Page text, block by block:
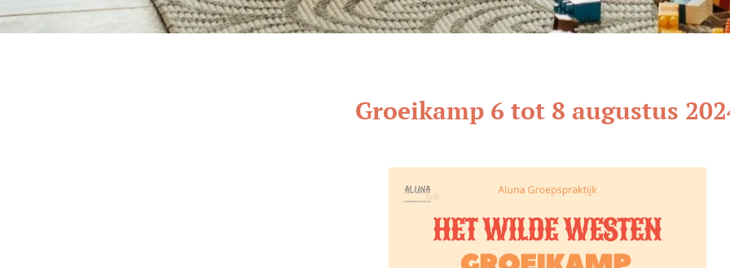
Groeikamp 6 tot 8 augustus